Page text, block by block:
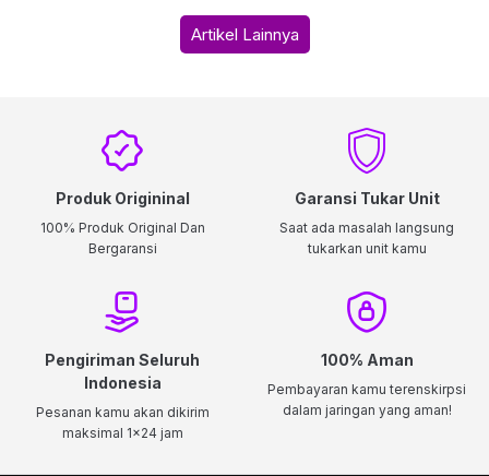
Artikel Lainnya
Produk Origininal
100% Produk Original Dan
Bergaransi
Garansi Tukar Unit
Saat ada masalah langsung
tukarkan unit kamu
Pengiriman Seluruh
Indonesia
Pesanan kamu akan dikirim
maksimal 1x24 jam
100% Aman
Pembayaran kamu terenskirpsi
dalam jaringan yang aman!